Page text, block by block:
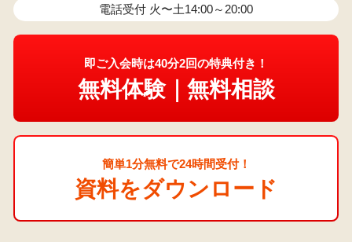
電話受付 火〜土14:00～20:00
即ご入会時は40分2回の特典付き！
無料体験｜無料相談
簡単1分無料で24時間受付！
資料をダウンロード